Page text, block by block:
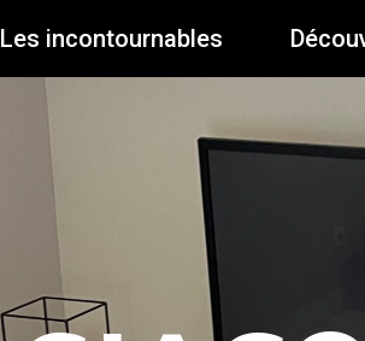
Les incontournables